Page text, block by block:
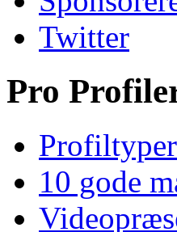
Twitter
Pro
10 gode